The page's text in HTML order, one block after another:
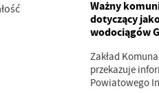
Ważny
dotyczący
wodociągów
Zakład
przekazuje
Powiatowego